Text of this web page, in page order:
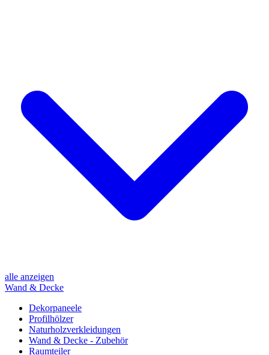
alle anzeigen
Wand & Decke
Dekorpaneele
Profilhölzer
Naturholzverkleidungen
Wand & Decke - Zubehör
Raumteiler